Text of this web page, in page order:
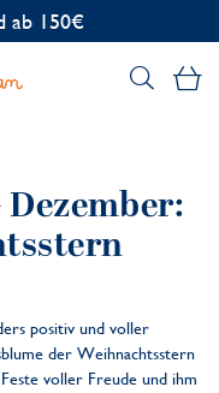
ab 150€
positiv und voller
der Weihnachtsstern
voller Freude und ihm